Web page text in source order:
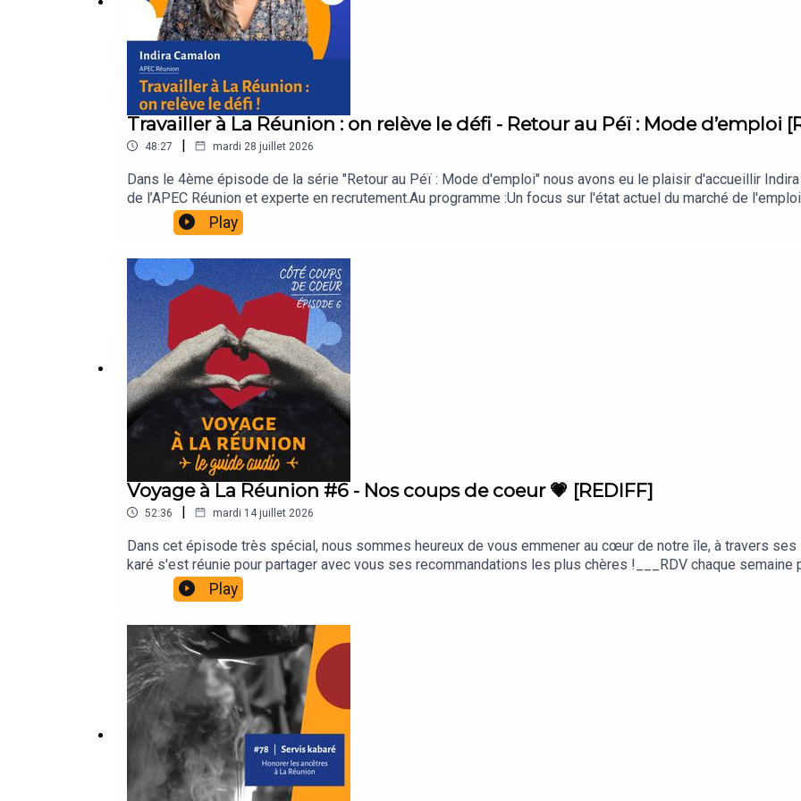
🌐www.imprimepopulaire.fr— le site de l’asso
www.youtube.com/LesAmisdelImprimePopulaire
Pour soutenir Bat' karé, vous pouvez faire un don : https://www.helloasso.com/associations/bat-kare/formulaires/1
Travailler à La Réunion : on relève le défi - Retour au Péï : Mode d’emploi
48:27 | mardi 28 juillet 2026
Dans le 4ème épisode de la série "Retour au Péï : Mode d'emploi" nous avons eu le plaisir d'accueillir
de l’APEC Réunion et experte en recrutement.Au programme :Un focus sur l'état actuel du marché de
retour et les défis qu'ils rencontrent,les compétences recherchées par les employeurs locaux.Ne
d'emploi sur l'île !🏝️ N'oubliez pas de partager cet épisode avec un ou une Réunionnais.e qui rêve de
https://www.helloasso.com/associations/bat-kare/formulaires/1
Play
Voyage à La Réunion #6 - Nos coups de coeur 💗 [REDIFF]
52:36 | mardi 14 juillet 2026
Dans cet épisode très spécial, nous sommes heureux de vous emmener au cœur de notre île, à travers
karé s'est réunie pour partager avec vous ses recommandations les plus chères !___RDV chaque
La Réunion ! 🎙️✨Réalisation & communication :Fabienne Fong Yan @a.fab.journey (Interviews, écriture,
@mathieuabmont (Interviews, montage, habillage sonore)Yeun Renambatz @yeun_renambatz
jingle)Cette série est rendue possible par Frenchbee - notre partenaire officiel. Avec Frenchbee, on
🌴
Play